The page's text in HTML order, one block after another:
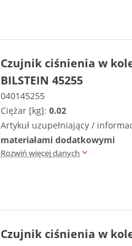
Czujnik ciśnienia w
BILSTEIN 45255
040145255
Ciężar [kg]: 0.02
Artykuł uzupełniający /
materiałami dodatkowymi
Rozwiń więcej danych
Czujnik ciśnienia w